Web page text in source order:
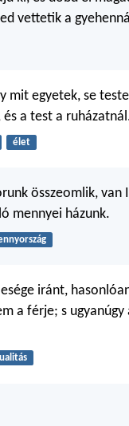
vettetik a
mit egyetek, se
a test a
élet
összeomlik,
mennyei házunk.
iránt,
a férje; s